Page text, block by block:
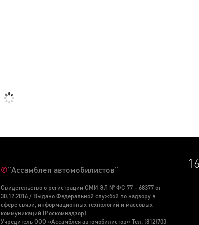
©"Ассамблея автомобилистов"
Свидетельство о регистрации СМИ ЭЛ № ФС 77 – 68377 от
30.12.2016 / Выдано Федеральной службой по надзору в
сфере связи, информационных технологий и массовых
коммуникаций (Роскомнадзор)
Учредитель ООО «Ассамблея автомобилистов» Тел. (812)703-